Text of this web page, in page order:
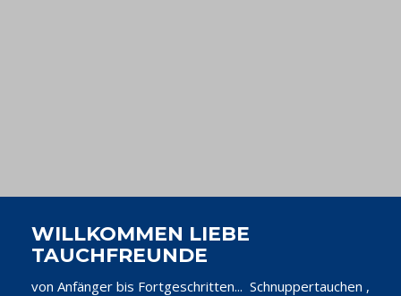
WILLKOMMEN LIEBE
TAUCHFREUNDE
von Anfänger bis Fortgeschritten... Schnuppertauchen ,